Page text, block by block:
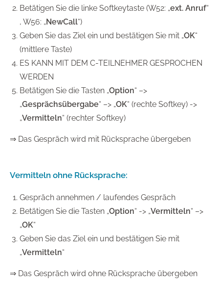
Betätigen Sie die linke Softkeytaste (W52: „ext. Anruf“
, W56: „NewCall“)
Geben Sie das Ziel ein und bestätigen Sie mit „OK“
(mittlere Taste)
ES KANN MIT DEM C-TEILNEHMER GESPROCHEN
WERDEN
Betätigen Sie die Tasten „Option“ –>
„Gesprächsübergabe“ –> „OK“ (rechte Softkey) ->
„Vermitteln“ (rechter Softkey)
⇒ Das Gespräch wird mit Rücksprache übergeben
Vermitteln ohne Rücksprache:
Gespräch annehmen / laufendes Gespräch
Betätigen Sie die Tasten „Option“ -> „Vermitteln“ –>
„OK“
Geben Sie das Ziel ein und bestätigen Sie mit
„Vermitteln“
⇒ Das Gespräch wird ohne Rücksprache übergeben